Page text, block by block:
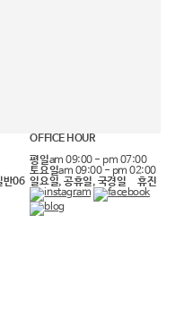
하고
반06
OFFICE HOUR
평일am 09:00 - pm 07:00
토요일am 09:00 - pm 02:00
일요일, 공휴일, 국경일 휴진